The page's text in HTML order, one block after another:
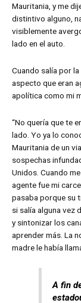
Mauritania, y me
distintivo alguno,
visiblemente
lado en el auto.
Cuando salía por
aspecto que eran
apolítica como mi
“No quería que te
lado. Yo ya lo
Mauritania de un
sospechas
Unidos. Cuando
agente fue mi
pasaba porque su
si salía alguna vez
y sintonizar los
aprender más. La
madre le había
A fin